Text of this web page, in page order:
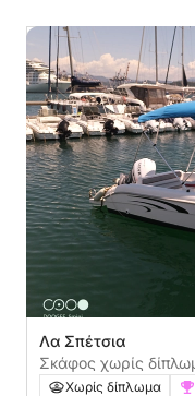
Λα Σπέτσια
Χωρίς δίπλωμα